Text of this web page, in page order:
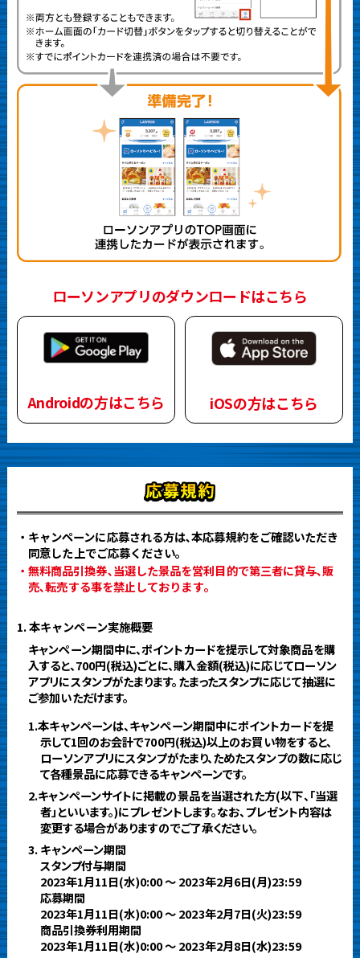
ローソンアプリのダウンロードはこちら
Androidの方はこちら iOSの方はこちら
・キャンペーンに応募される方は､本応募規約をご確認いただき
同意した上でご応募ください。
・無料商品引換券､当選した景品を営利目的で第三者に貸与､販
売､転売する事を禁止しております｡
1. 本キャンペーン実施概要
キャンペーン期間中に、ポイントカードを提示して対象商品を購
入すると、700円(税込)ごとに、購入金額(税込)に応じてローソン
アプリにスタンプがたまります。たまったスタンプに応じて抽選に
ご参加いただけます。
1.本キャンペーンは、キャンペーン期間中にポイントカードを提
示して1回のお会計で700円(税込)以上のお買い物をすると、
ローソンアプリにスタンプがたまり、ためたスタンプの数に応じ
て各種景品に応募できるキャンペーンです。
2.キャンペーンサイトに掲載の景品を当選された方(以下、「当選
者」といいます。)にプレゼントします。なお、プレゼント内容は
変更する場合がありますのでご了承ください。
3. キャンペーン期間
スタンプ付与期間
2023年1月11日(水)0:00 ～ 2023年2月6日(月)23:59
応募期間
2023年1月11日(水)0:00 ～ 2023年2月7日(火)23:59
商品引換券利用期間
2023年1月11日(水)0:00 ～ 2023年2月8日(水)23:59